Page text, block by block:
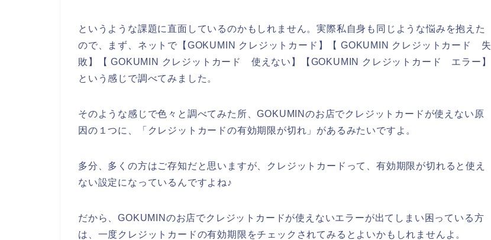
というような課題に直面しているのかもしれません。実際私自身も同じような悩みを抱えた
ので、まず、ネットで【GOKUMIN クレジットカード】【 GOKUMIN クレジットカード 失
敗】【 GOKUMIN クレジットカード 使えない】【GOKUMIN クレジットカード エラー】
という感じで調べてみました。
そのような感じで色々と調べてみた所、GOKUMINのお店でクレジットカードが使えない原
因の１つに、「クレジットカードの有効期限が切れ」があるみたいですよ。
多分、多くの方はご存知だと思いますが、クレジットカードって、有効期限が切れると使え
ない設定になっているんですよね♪
だから、GOKUMINのお店でクレジットカードが使えないエラーが出てしまい困っている方
は、一度クレジットカードの有効期限をチェックされてみるとよいかもしれませんよ。